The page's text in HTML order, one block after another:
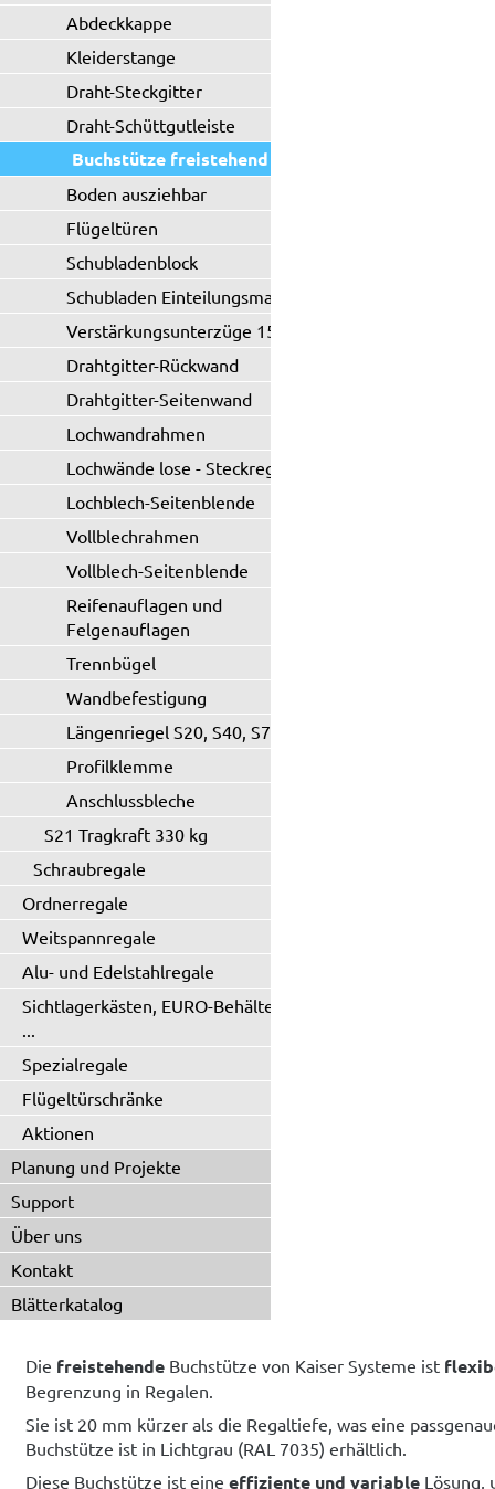
Abdeckkappe
Kleiderstange
Draht-Steckgitter
Draht-Schüttgutleiste
Buchstütze freistehend
Boden ausziehbar
Flügeltüren
Schubladenblock
Schubladen Einteilungsmaterial
Verstärkungsunterzüge 150 kg
Drahtgitter-Rückwand
Drahtgitter-Seitenwand
Lochwandrahmen
Lochwände lose - Steckregal
Lochblech-Seitenblende
Vollblechrahmen
Vollblech-Seitenblende
Reifenauflagen und
Felgenauflagen
Trennbügel
Wandbefestigung
Längenriegel S20, S40, S71
Profilklemme
Anschlussbleche
S21 Tragkraft 330 kg
Schraubregale
Ordnerregale
Weitspannregale
Alu- und Edelstahlregale
Sichtlagerkästen, EURO-Behälter
...
Spezialregale
Flügeltürschränke
Aktionen
Planung und Projekte
Support
Über uns
Kontakt
Blätterkatalog
Die freistehende Buchstütze von Kaiser Systeme ist
Begrenzung in Regalen.
Sie ist 20 mm kürzer als die Regaltiefe, was eine
Buchstütze ist in Lichtgrau (RAL 7035) erhältlich.
Diese Buchstütze ist eine effiziente und variable Lösung,